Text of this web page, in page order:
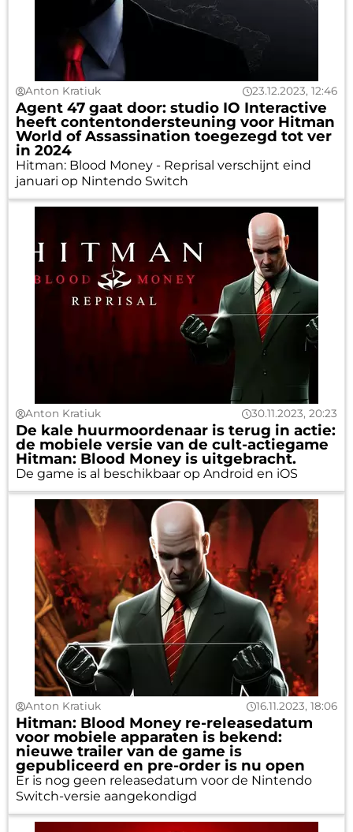
Anton Kratiuk 23.12.2023, 12:46
Agent 47 gaat door: studio IO Interactive
heeft contentondersteuning voor Hitman
World of Assassination toegezegd tot ver
in 2024
Hitman: Blood Money - Reprisal verschijnt eind
januari op Nintendo Switch
Anton Kratiuk 30.11.2023, 20:23
De kale huurmoordenaar is terug in actie:
de mobiele versie van de cult-actiegame
Hitman: Blood Money is uitgebracht.
De game is al beschikbaar op Android en iOS
Anton Kratiuk 16.11.2023, 18:06
Hitman: Blood Money re-releasedatum
voor mobiele apparaten is bekend:
nieuwe trailer van de game is
gepubliceerd en pre-order is nu open
Er is nog geen releasedatum voor de Nintendo
Switch-versie aangekondigd